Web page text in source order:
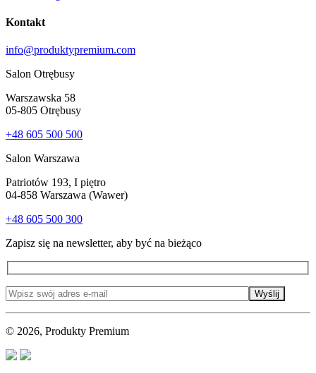
Kontakt
info@produktypremium.com
Salon Otrębusy
Warszawska 58
05-805 Otrębusy
+48 605 500 500
Salon Warszawa
Patriotów 193, I piętro
04-858 Warszawa (Wawer)
+48 605 500 300
Zapisz się na newsletter, aby być na bieżąco
Wyślij
© 2026, Produkty Premium